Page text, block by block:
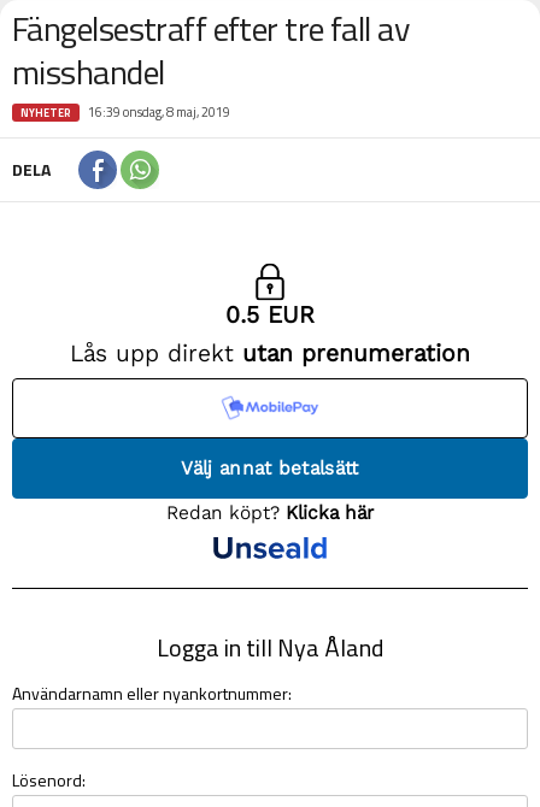
Fängelsestraff efter tre fall av
misshandel
NYHETER 16:39 onsdag, 8 maj, 2019
DELA